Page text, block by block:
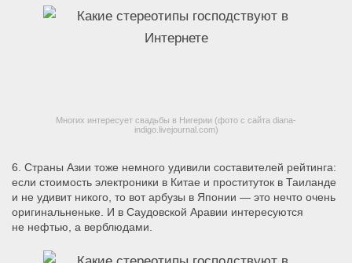
Многих интересует свадьбы в Нигерии (фото с сайта diana-
indigo.livejournal.com)
6. Страны Азии тоже немного удивили составителей рейтинга:
если стоимость электроники в Китае и проституток в Таиланде
и не удивит никого, то вот арбузы в Японии — это нечто очень
оригинальненьке.
И в Саудовской Аравии интересуются
не нефтью, а верблюдами.